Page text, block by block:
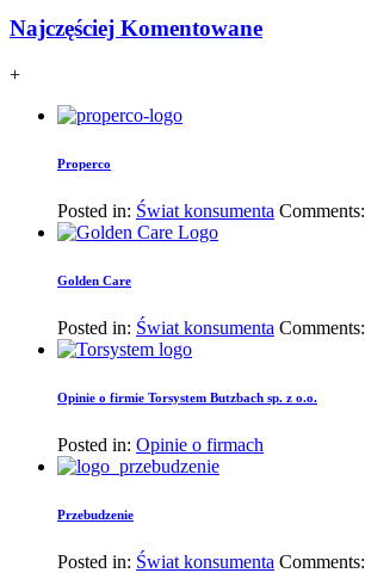
Najczęściej Komentowane
+
Properco
Posted in: Świat konsumenta Comments:
Golden Care
Posted in: Świat konsumenta Comments:
Opinie o firmie Torsystem Butzbach sp. z o.o.
Posted in: Opinie o firmach
Przebudzenie
Posted in: Świat konsumenta Comments: